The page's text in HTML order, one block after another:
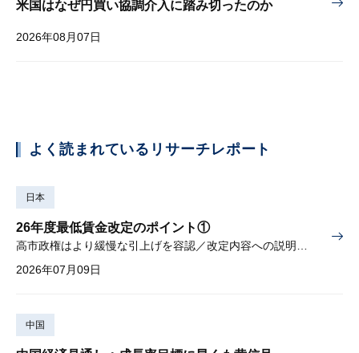
米国はなぜ円買い協調介入に踏み切ったのか
2026年08月07日
よく読まれているリサーチレポート
日本
26年度最低賃金改定のポイント①
高市政権はより緩慢な引上げを容認／改定内容への説明責任が焦点
2026年07月09日
中国